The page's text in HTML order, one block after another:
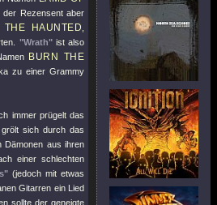
Rezensent aber
THE HAUNTED
"Wrath"ist also
BURN THE
zu einer Grammy
immer prügelt das
sich durch das
Dämonen aus ihren
einer schlechten
(jedoch mit etwas
Gitarren ein Lied
sollte der geneigte